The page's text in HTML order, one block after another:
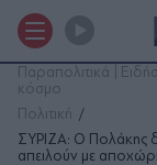
Παραπολιτικά |
κόσμο
Πολιτική
ΣΥΡΙΖΑ: Ο Πολάκης
απειλούν με